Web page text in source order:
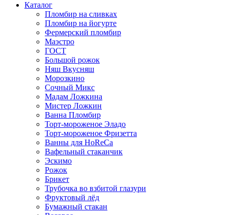
Каталог
Пломбир на сливках
Пломбир на йогурте
Фермерский пломбир
Маэстро
ГОСТ
Большой рожок
Няш Вкусняш
Морозкино
Сочный Микс
Мадам Ложкина
Мистер Ложкин
Ванна Пломбир
Торт-мороженое Эладо
Торт-мороженое Фризетта
Ванны для HoReCa
Вафельный стаканчик
Эскимо
Рожок
Брикет
Трубочка во взбитой глазури
Фруктовый лёд
Бумажный стакан